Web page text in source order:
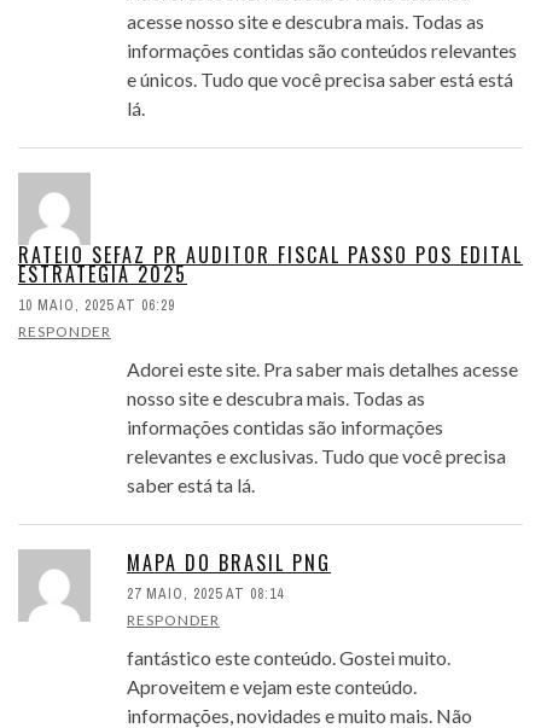
acesse nosso site e descubra mais. Todas as
informações contidas são conteúdos relevantes
e únicos. Tudo que você precisa saber está está
lá.
RATEIO SEFAZ PR AUDITOR FISCAL PASSO POS EDITAL
ESTRATEGIA 2025
10 MAIO, 2025 AT 06:29
RESPONDER
Adorei este site. Pra saber mais detalhes acesse
nosso site e descubra mais. Todas as
informações contidas são informações
relevantes e exclusivas. Tudo que você precisa
saber está ta lá.
MAPA DO BRASIL PNG
27 MAIO, 2025 AT 08:14
RESPONDER
fantástico este conteúdo. Gostei muito.
Aproveitem e vejam este conteúdo.
informações, novidades e muito mais. Não